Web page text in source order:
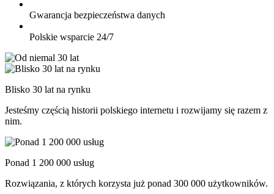
Gwarancja bezpieczeństwa danych
Polskie wsparcie 24/7
Blisko 30 lat na rynku
Jesteśmy częścią historii polskiego internetu i rozwijamy się razem z
nim.
Ponad 1 200 000 usług
Rozwiązania, z których korzysta już ponad 300 000 użytkowników.